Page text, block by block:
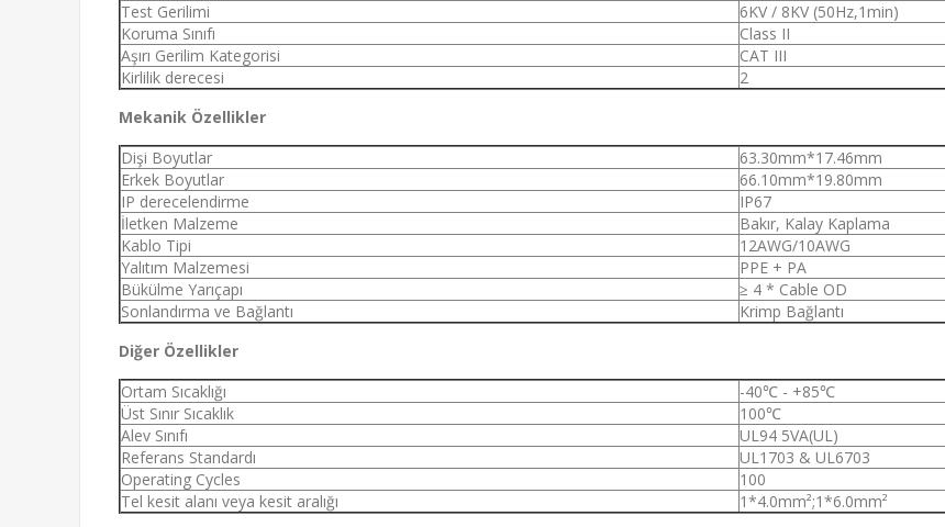
Test Gerilimi
6KV / 8KV (50Hz,1min)
Koruma Sınıfı
Class II
Aşırı Gerilim Kategorisi
CAT III
Kirlilik derecesi
2
Mekanik Özellikler
Dişi Boyutlar
63.30mm*17.46mm
Erkek Boyutlar
66.10mm*19.80mm
IP derecelendirme
IP67
İletken Malzeme
Bakır, Kalay Kaplama
Kablo Tipi
12AWG/10AWG
Yalıtım Malzemesi
PPE + PA
Bükülme Yarıçapı
≥ 4 * Cable OD
Sonlandırma ve Bağlantı
Krimp Bağlantı
Diğer Özellikler
Ortam Sıcaklığı
-40℃ - +85℃
Üst Sınır Sıcaklık
100℃
Alev Sınıfı
UL94 5VA(UL)
Referans Standardı
UL1703 & UL6703
Operating Cycles
100
Tel kesit alanı veya kesit aralığı
1*4.0mm²;1*6.0mm²